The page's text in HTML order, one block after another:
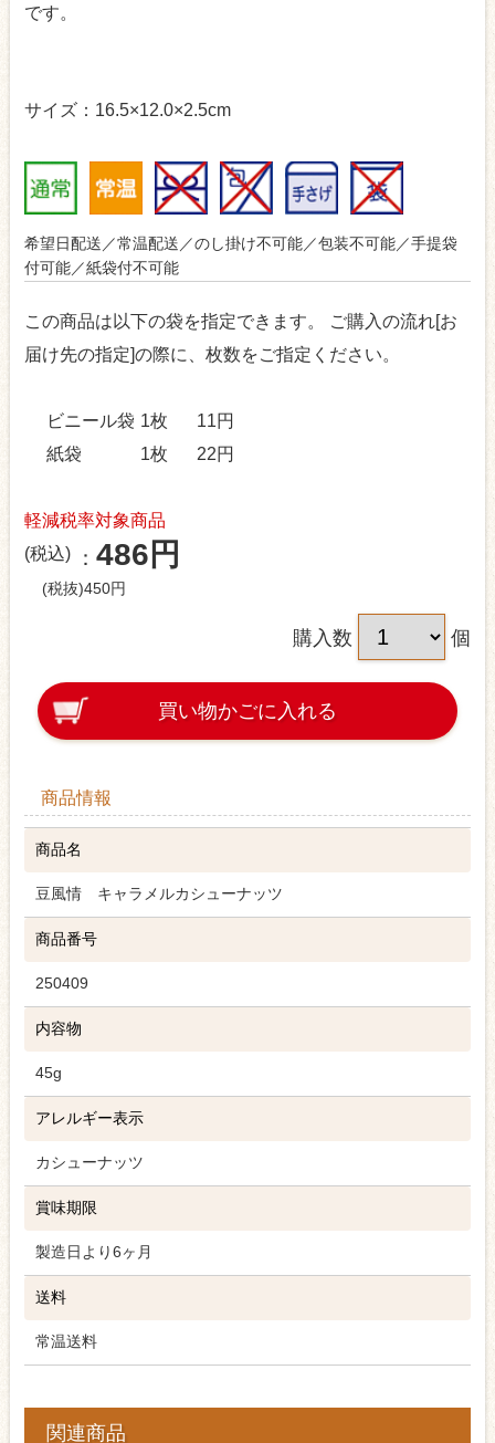
です。
サイズ：16.5×12.0×2.5cm
希望日配送／常温配送／のし掛け不可能／包装不可能／手提袋
付可能／紙袋付不可能
この商品は以下の袋を指定できます。
ご購入の流れ[お
届け先の指定]の際に、枚数をご指定ください。
ビニール袋 1枚
11円
紙袋
1枚 22円
軽減税率対象商品
(税込)
486円
(税抜)450円
購入数 個
買い物かごに入れる
商品情報
商品名
豆風情 キャラメルカシューナッツ
商品番号
250409
内容物
45g
アレルギー表示
カシューナッツ
賞味期限
製造日より6ヶ月
送料
常温送料
関連商品